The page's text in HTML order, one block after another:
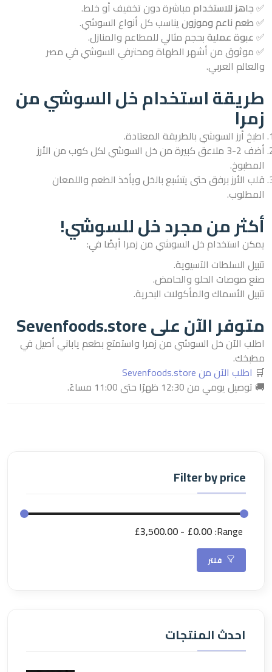
✅جاهز للاستخداممباشرة دون تخفيف أو خلط.
✅طعم ناعم وموزونيناسب كل أنواع السوشي.
✅عبوة عمليةبحجم مثالي للمطاعم والمنازل.
✅ موثوق من أشهر الطهاة ومحترفي السوشي في مصر
والعالم العربي.
طريقة استخدام خل السوشي من
زمرا
اطبخ أرز السوشي بالطريقة المعتادة.
أضف 2-3 ملاعق كبيرة من خل السوشي لكل كوب من الأرز
المطبوخ.
قلب الأرز برفق حتى يتشبع بالخل ويأخذ الطعم واللمعان
المطلوب.
أكثر من مجرد خل للسوشي!
يمكن استخدام خل السوشي من زمرا أيضًا في:
تتبيل السلطات الآسيوية.
صنع صوصات الحلو والحامض.
تتبيل الأسماك والمأكولات البحرية.
متوفر الآن على Sevenfoods.store
اطلب الآن خل السوشي من زمرا واستمتع بطعم ياباني أصيل في
مطبخك.
🛒 اطلب الآن من Sevenfoods.store
🚚 توصيل يومي من 12:30 ظهرًا حتى 11:00 مساءً.
Filter by price
Range:
£0.00
£3,500.00
فلتر
احدث المنتجات